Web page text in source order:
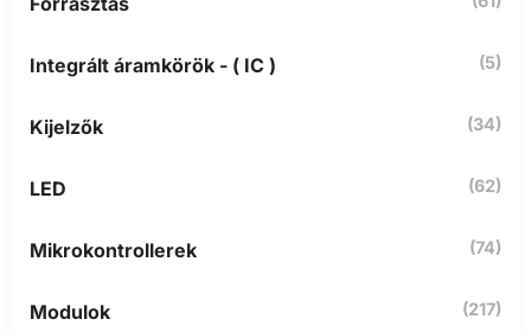
e
Integrált áramkörök - ( IC ) (5)
Kijelzők (34)
LED (62)
Mikrokontrollerek (74)
Modulok (217)